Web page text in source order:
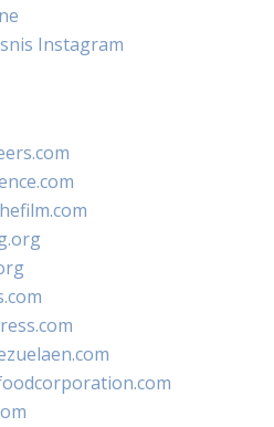
Instagram